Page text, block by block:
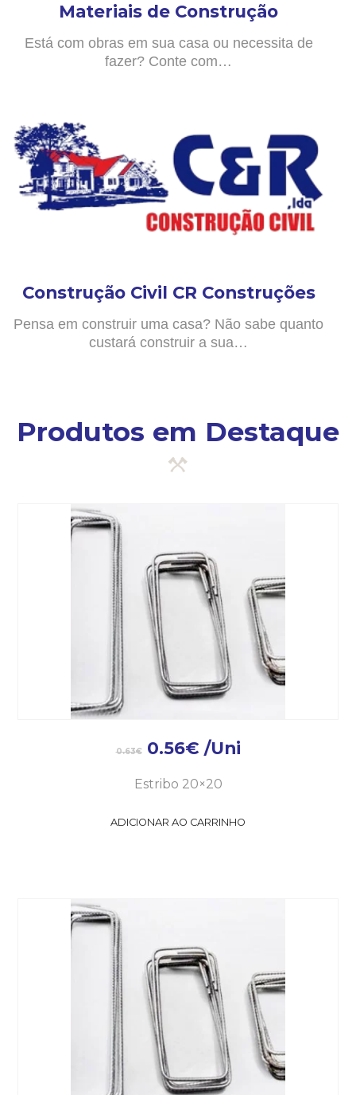
Materiais de Construção
Está com obras em sua casa ou necessita de
fazer? Conte com…
Construção Civil CR Construções
Pensa em construir uma casa? Não sabe quanto
custará construir a sua…
Produtos em Destaque
0.63€ 0.56€ /Uni
Estribo 20×20
ADICIONAR AO CARRINHO